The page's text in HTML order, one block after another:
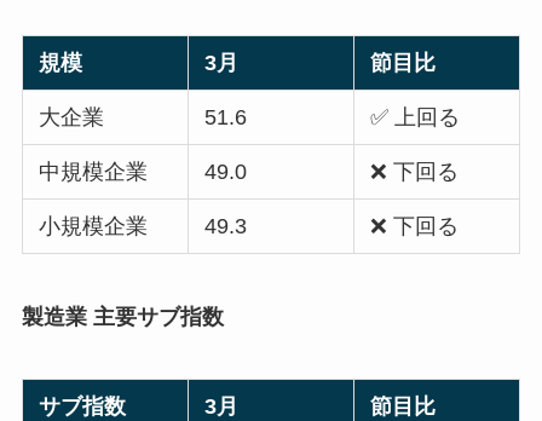
規模 3月 節目比
大企業 51.6 ✅ 上回る
中規模企業 49.0 ❌ 下回る
小規模企業 49.3 ❌ 下回る
製造業 主要サブ指数
サブ指数 3月 節目比